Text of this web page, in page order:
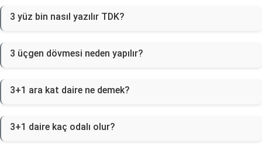
3 yüz bin nasıl yazılır TDK?
3 üçgen dövmesi neden yapılır?
3+1 ara kat daire ne demek?
3+1 daire kaç odalı olur?